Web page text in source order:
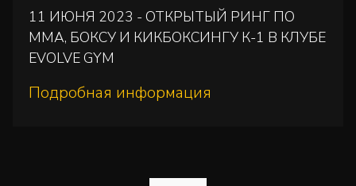
11 ИЮНЯ 2023 - ОТКРЫТЫЙ РИНГ ПО
ММА, БОКСУ И КИКБОКСИНГУ К-1 В КЛУБЕ
EVOLVE GYM
Подробная информация